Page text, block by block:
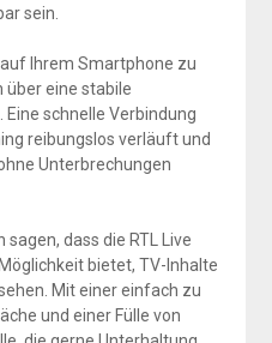
sein.
Ihrem Smartphone zu
über eine stabile
schnelle Verbindung
reibungslos verläuft und
Unterbrechungen
dass die RTL Live
bietet, TV-Inhalte
Mit einer einfach zu
und einer Fülle von